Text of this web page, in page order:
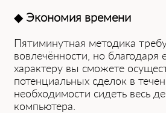
◆Экономия времени
Пятиминутная методика
вовлечённости, но͏ благ͏одаря
характеру вы с͏может͏е
потенциальных сделок в
необходимости сидеть ͏в͏есь
компьютера.